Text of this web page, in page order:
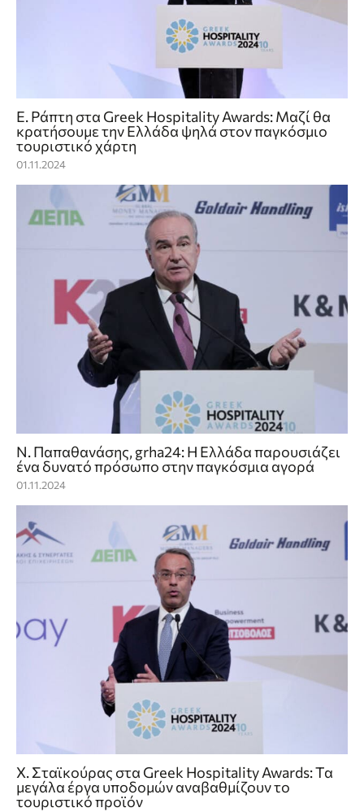
Ε. Ράπτη στα Greek Hospitality Awards: Μαζί θα
κρατήσουμε την Ελλάδα ψηλά στον παγκόσμιο
τουριστικό χάρτη
01.11.2024
Ν. Παπαθανάσης, grha24: H Ελλάδα παρουσιάζει
ένα δυνατό πρόσωπο στην παγκόσμια αγορά
01.11.2024
Χ. Σταϊκούρας στα Greek Hospitality Awards: Τα
μεγάλα έργα υποδομών αναβαθμίζουν το
τουριστικό προϊόν